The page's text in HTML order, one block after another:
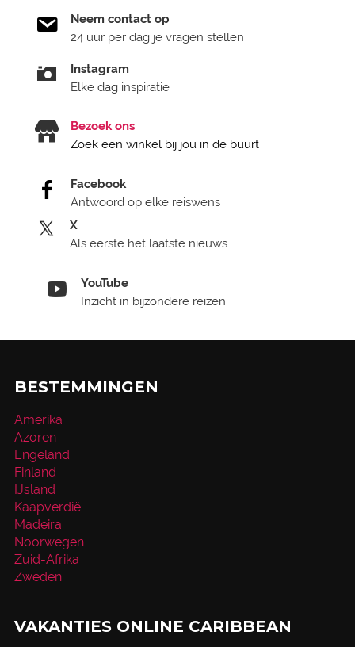
Neem contact op
24 uur per dag je vragen stellen
Instagram
Elke dag inspiratie
Bezoek ons
Zoek een winkel bij jou in de buurt
Facebook
Antwoord op elke reiswens
X
Als eerste het laatste nieuws
YouTube
Inzicht in bijzondere reizen
BESTEMMINGEN
Amerika
Azoren
Engeland
Finland
IJsland
Kaapverdië
Madeira
Noorwegen
Zuid-Afrika
Zweden
VAKANTIES ONLINE CARIBBEAN